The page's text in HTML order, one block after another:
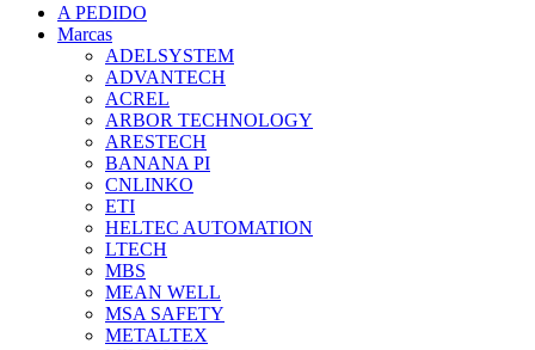
A PEDIDO
Marcas
ADELSYSTEM
ADVANTECH
ACREL
ARBOR TECHNOLOGY
ARESTECH
BANANA PI
CNLINKO
ETI
HELTEC AUTOMATION
LTECH
MBS
MEAN WELL
MSA SAFETY
METALTEX